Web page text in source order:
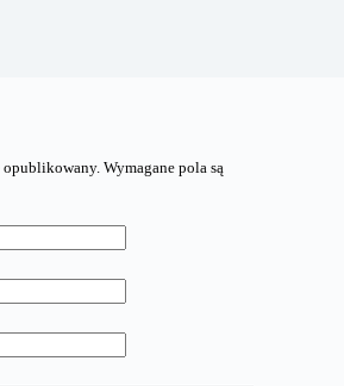
opublikowany. Wymagane pola są